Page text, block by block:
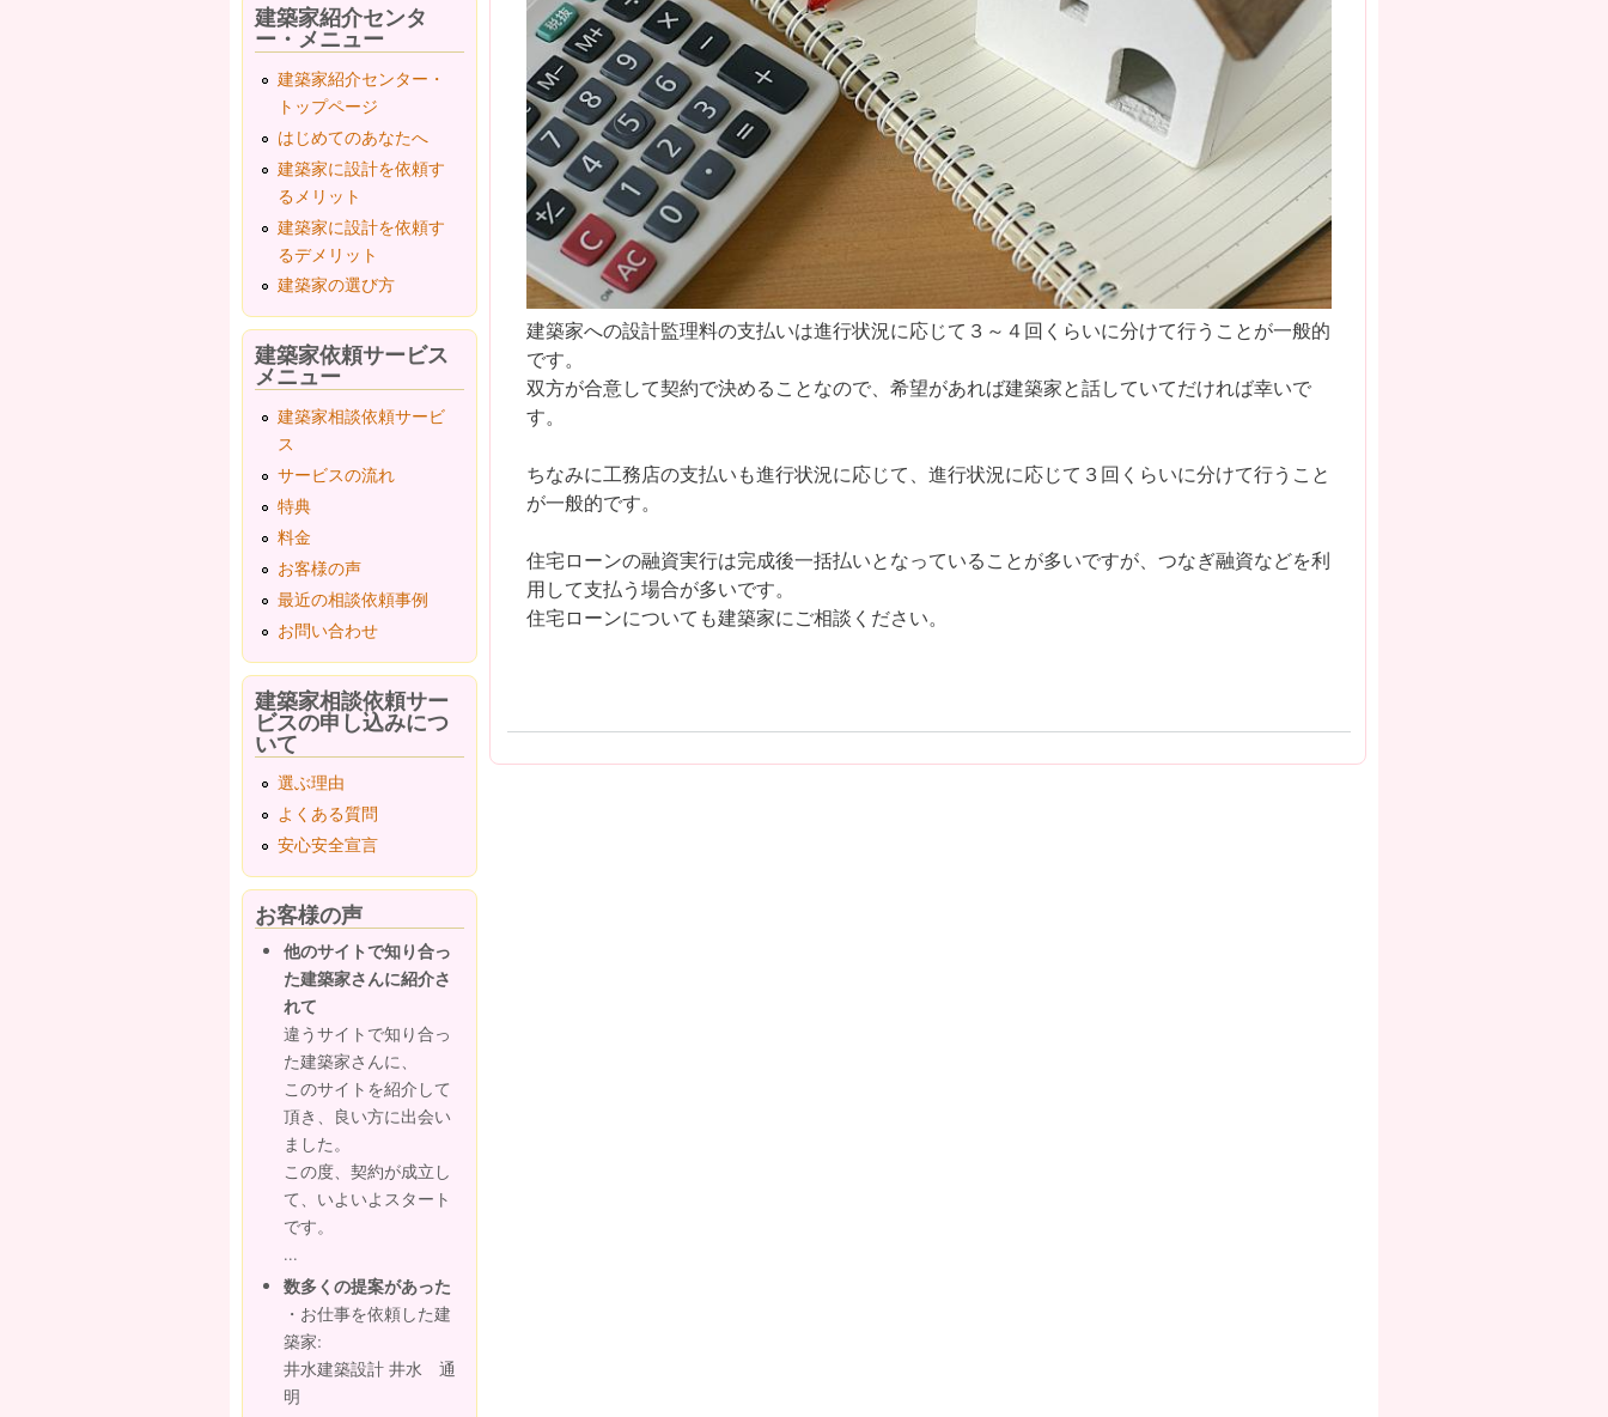
建築家への設計監理料の支払いは進行状況に応じて３～４回くらいに分けて行うことが一般的
です。
双方が合意して契約で決めることなので、希望があれば建築家と話していてだければ幸いで
す。
ちなみに工務店の支払いも進行状況に応じて、進行状況に応じて３回くらいに分けて行うこと
が一般的です。
住宅ローンの融資実行は完成後一括払いとなっていることが多いですが、つなぎ融資などを利
用して支払う場合が多いです。
住宅ローンについても建築家にご相談ください。
建築家紹介センタ
ー・メニュー
建築家紹介センター・
トップページ
はじめてのあなたへ
建築家に設計を依頼す
るメリット
建築家に設計を依頼す
るデメリット
建築家の選び方
建築家依頼サービス
メニュー
建築家相談依頼サービ
ス
サービスの流れ
特典
料金
お客様の声
最近の相談依頼事例
お問い合わせ
建築家相談依頼サー
ビスの申し込みにつ
いて
選ぶ理由
よくある質問
安心安全宣言
お客様の声
他のサイトで知り合っ
た建築家さんに紹介さ
れて
違うサイトで知り合っ
た建築家さんに、
このサイトを紹介して
頂き、良い方に出会い
ました。
この度、契約が成立し
て、いよいよスタート
です。
...
数多くの提案があった
・お仕事を依頼した建
築家:
井水建築設計 井水 通
明